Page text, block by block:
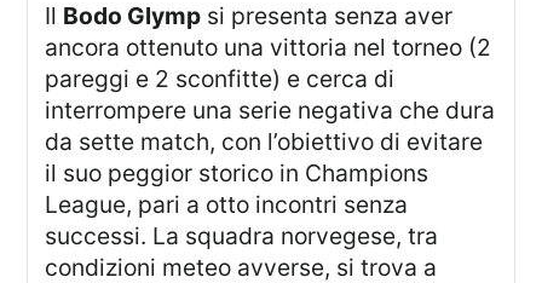
Il Bodo Glymp si presenta senza aver
ancora ottenuto una vittoria nel torneo (2
pareggi e 2 sconfitte) e cerca di
interrompere una serie negativa che dura
da sette match, con l’obiettivo di evitare
il suo peggior storico in Champions
League, pari a otto incontri senza
successi. La squadra norvegese, tra
condizioni meteo avverse, si trova a